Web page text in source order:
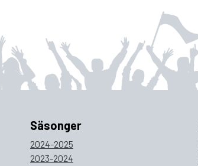
Säsonger
2024-2025
2023-2024